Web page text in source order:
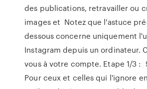
des publications, retravailler ou
images et Notez que l'astuce
dessous concerne uniquement
Instagram depuis un ordinateur.
vous à votre compte. Etape 1/3 :
Pour ceux et celles qui l'ignore